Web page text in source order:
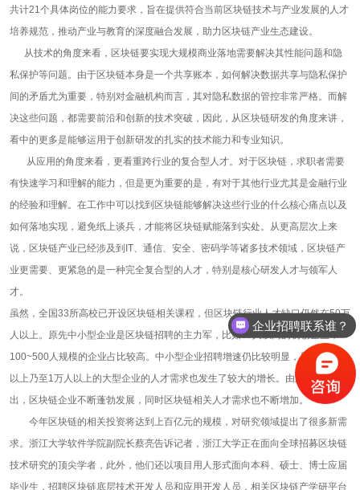
共计21个具体岗位的能力要求，旨在提供符合当前区块链技术与产业发展的人才
培养规范，推动产业与教育的深度融合发展，助力区块链产业生态建设。
从技术的角度来看，区块链要实现大规模商业落地需要解决其性能问题和隐
私保护等问题。由于区块链本身是一个共享账本，如何解决数据共享与隐私保护
间的矛盾尤为重要，特别对金融机构而言，其对隐私数据的管控非常严格。而解
决这些问题，都需要前沿和创新的技术突破，因此，从区块链研发的角度来讲，
看中的更多是能够运用于创新研发的扎实的技术能力和专业知识。
从应用的角度来看，更看重跨行业的复合型人才。对于区块链，求职者需要
有快速学习和理解的能力，但是更为重要的是，有对于其他行业尤其是金融行业
的经验和理解。在工作中可以找到区块链能够解决这些行业的什么核心痛点以及
如何落地实现，避免纸上谈兵，才能将区块链赋能落到实处。从更高层次上来
说，区块链产业已经涉及到IT、通信、安全、密码学等诸多技术领域，区块链产
业更需要、更紧急的是一种完全复合型的人才，特别是核心研发人才与领军人
才。
虽然，全国33所高校已开设区块链相关课程，但区块链行业人才缺口仍然在50万
人以上。原先中小型企业是区块链招聘的主力军，比如50人以内的初创企业，
100~500人规模的企业占比较高。中小型企业招聘增速仍比较明显，且5000人
以上乃至1万人以上的大型企业的人才需求也发生了较大的增长。由此可以看
出，区块链企业不断蓬勃发展，同时区块链相关人才需求也不断增加。
今年区块链的相关投资将达到上百亿元的规模，对研究领域提出了很多新需
求。浙江大学软件学院副院长蔡亮告诉记者，浙江大学正在面向全球招募区块链
技术研究的顶尖学者，此外，他们还以项目用人形式面向本科、硕士、博士应届
毕业生，招聘区块链底层技术开发人员和应用开发人员，相关区块链产学研平台
企业招聘联系谁？